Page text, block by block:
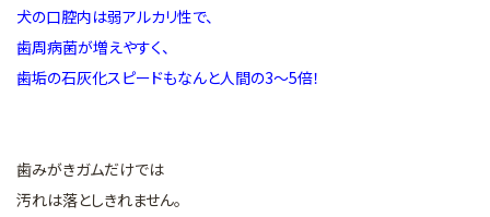
犬の口腔内は弱アルカリ性で、
歯周病菌が増えやすく、
歯垢の石灰化スピードもなんと人間の3～5倍！
歯みがきガムだけでは
汚れは落としきれません。